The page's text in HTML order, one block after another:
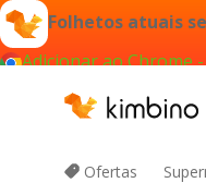
Folhetos atuais
Adicionar ao Chrome -
Ofertas